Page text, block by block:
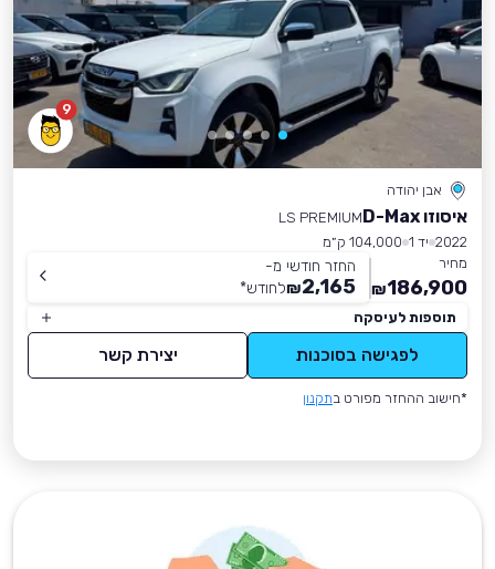
9
אבן יהודה
איסוזו D-Max
LS PREMIUM
2022 יד 1
104,000 ק״מ
מחיר
186,900
₪
החזר חודשי מ-
2,165
₪לחודש*
תוספות לעיסקה
לפגישה בסוכנות יצירת קשר
*חישוב ההחזר מפורט בתקנון